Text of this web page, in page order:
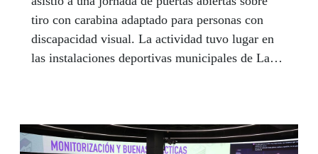
tiro con carabina adaptado para personas con
discapacidad visual. La actividad tuvo lugar en
las instalaciones deportivas municipales de La